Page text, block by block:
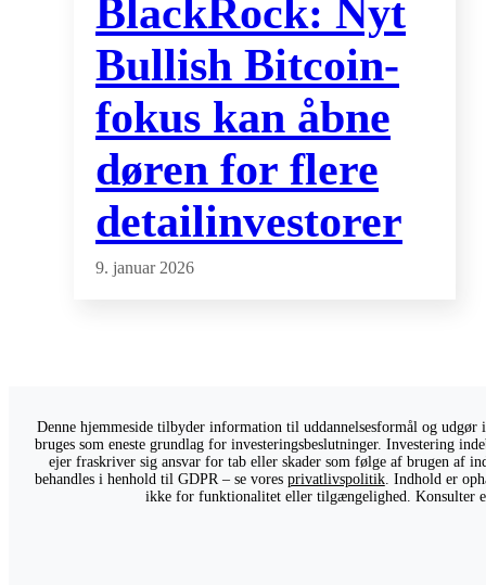
BlackRock: Nyt
Bullish Bitcoin-
fokus kan åbne
døren for flere
detailinvestorer
9. januar 2026
Denne hjemmeside tilbyder information til uddannelsesformål og
bruges som eneste grundlag for investeringsbeslutninger. Investering
ejer fraskriver sig ansvar for tab eller skader som følge af brugen af
behandles i henhold til GDPR – se vores privatlivspolitik. Indhold er
ikke for funktionalitet eller tilgængelighed. Konsulter